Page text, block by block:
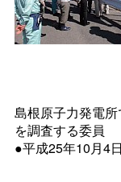
島根原子力発電
を調査する委員
●平成25年10月4